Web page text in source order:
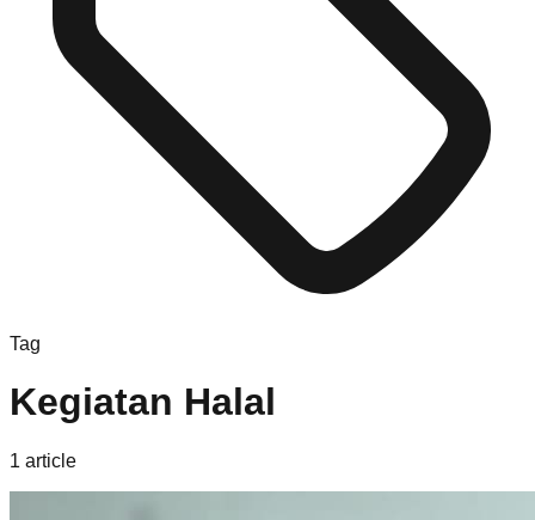
Tag
Kegiatan Halal
1 article